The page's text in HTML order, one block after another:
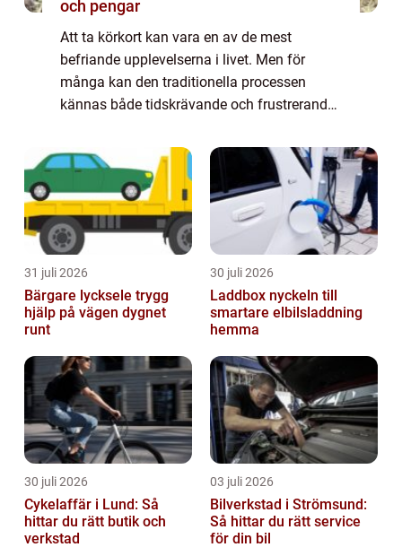
och pengar
Att ta körkort kan vara en av de mest
befriande upplevelserna i livet. Men för
många kan den traditionella processen
kännas både tidskrävande och frustrerande.
effekt...
31 juli 2026
Bärgare lycksele trygg
hjälp på vägen dygnet
runt
30 juli 2026
Laddbox nyckeln till
smartare elbilsladdning
hemma
30 juli 2026
Cykelaffär i Lund: Så
hittar du rätt butik och
verkstad
03 juli 2026
Bilverkstad i Strömsund:
Så hittar du rätt service
för din bil